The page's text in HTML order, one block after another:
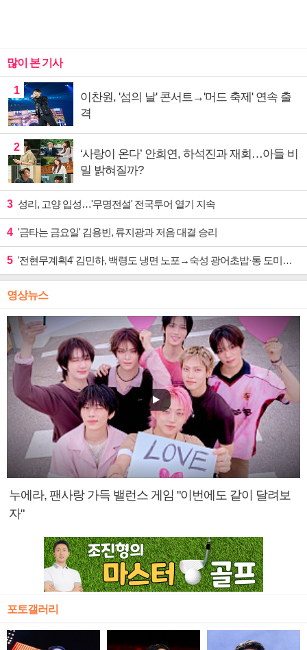
많이 본 기사
1
이찬원, '섬의 날' 콘서트→'머드 축제' 연속 출
격
2
‘사랑이 온다’ 안희연, 하석진과 재회…아들 비
밀 밝혀질까?
3 성리, 고양 입성…'무명전설' 전국투어 열기 지속
4 '금타는 금요일' 김용빈, 류지광과 저음 대결 승리
5 '전현무계획4' 김민하, 백령도 냉면 노포→숙성 광어초밥·통 도미찜 맛집 탐방
영상뉴스
누에라, 팬사랑 가득 밸런스 게임 "이번에도 같이 달려보
자"
포토갤러리